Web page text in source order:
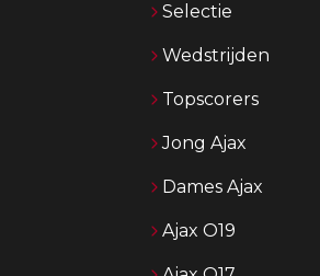
Selectie
Wedstrijden
Topscorers
Jong Ajax
Dames Ajax
Ajax O19